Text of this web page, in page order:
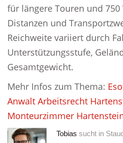
für längere Touren und
Distanzen und
Reichweite variiert durch
Unterstützungsstufe,
Gesamtgewicht.
Mehr Infos zum Thema:
Anwalt Arbeitsrecht
Monteurzimmer
Tobias sucht in